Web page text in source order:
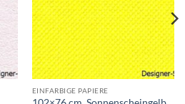
EINFARBIGE PAPIERE